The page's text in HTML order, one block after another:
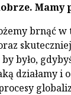
Mamy
brnąć
było,
działamy i